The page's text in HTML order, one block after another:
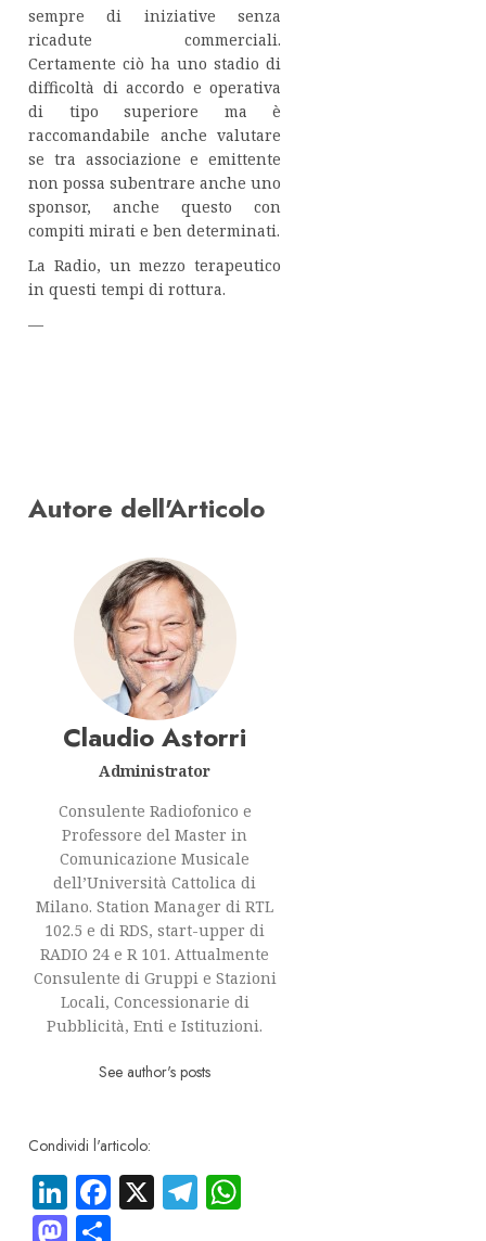
sempre di iniziative senza
ricadute commerciali.
Certamente ciò ha uno stadio di
difficoltà di accordo e operativa
di tipo superiore ma è
raccomandabile anche valutare
se tra associazione e emittente
non possa subentrare anche uno
sponsor, anche questo con
compiti mirati e ben determinati.
La Radio, un mezzo terapeutico
in questi tempi di rottura.
—
Autore dell'Articolo
Claudio Astorri
Administrator
Consulente Radiofonico e
Professore del Master in
Comunicazione Musicale
dell’Università Cattolica di
Milano. Station Manager di RTL
102.5 e di RDS, start-upper di
RADIO 24 e R 101. Attualmente
Consulente di Gruppi e Stazioni
Locali, Concessionarie di
Pubblicità, Enti e Istituzioni.
See author's posts
Condividi l'articolo:
LinkedIn
Facebook
X Telegram